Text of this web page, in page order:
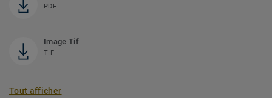
PDF
Image Tif
TIF
Tout afficher